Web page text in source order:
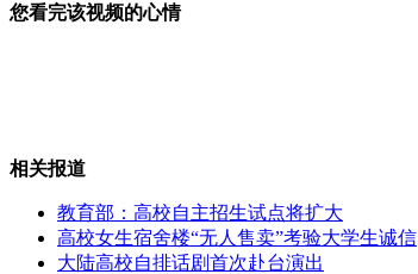
惊艳!全球知名网站logo变身晚礼裙
您看完该视频的心情
相关报道
教育部：高校自主招生试点将扩大
高校女生宿舍楼“无人售卖”考验大学生诚信
大陆高校自排话剧首次赴台演出